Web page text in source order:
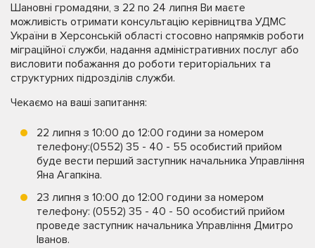
Шановні громадяни, з 22 по 24 липня Ви маєте
можливість отримати консультацію керівництва УДМС
України в Херсонській області стосовно напрямків роботи
міграційної служби, надання адміністративних послуг або
висловити побажання до роботи територіальних та
структурних підрозділів служби.
Чекаємо на ваші запитання:
22 липня з 10:00 до 12:00 години за номером
телефону:(0552) 35 - 40 - 55 особистий прийом
буде вести перший заступник начальника Управління
Яна Агапкіна.
23 липня з 10:00 до 12:00 години за номером
телефону: (0552) 35 - 40 - 50 особистий прийом
проведе заступник начальника Управління Дмитро
Іванов.